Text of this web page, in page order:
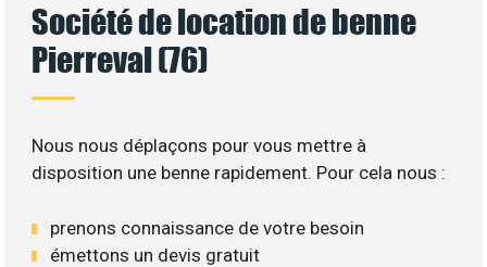
Société de location de benne
Pierreval (76)
Nous nous déplaçons pour vous mettre à
disposition une benne rapidement. Pour cela nous :
prenons connaissance de votre besoin
émettons un devis gratuit